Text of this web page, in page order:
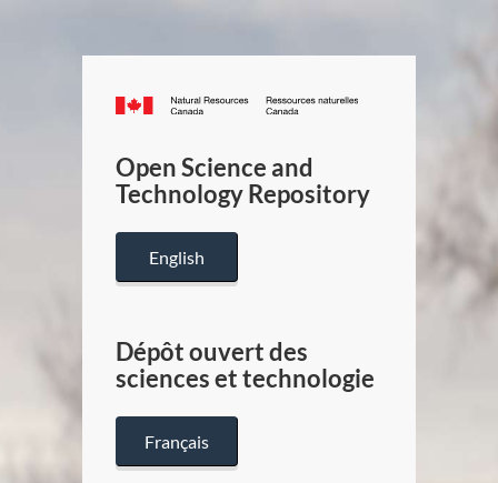
Canada.ca
/
Canada
Open Science and
Technology Repository
English
Dépôt ouvert des
sciences et technologie
Français